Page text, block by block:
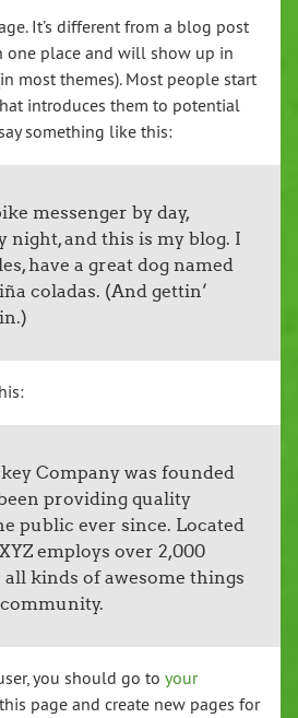
It’s different from a blog post
one place and will show up in
most themes). Most people start
introduces them to potential
something like this:
messenger by day,
night, and this is my blog. I
have a great dog named
coladas. (And gettin‘
Company was founded
been providing quality
public ever since. Located
employs over 2,000
all kinds of awesome things
you should go to your
page and create new pages for